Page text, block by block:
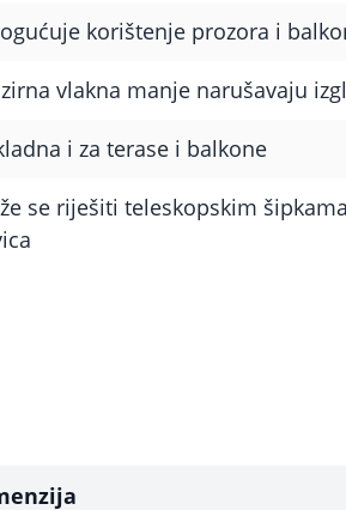
korištenje prozora i
vlakna manje narušavaju
i za terase i balkone
se riješiti teleskopskim